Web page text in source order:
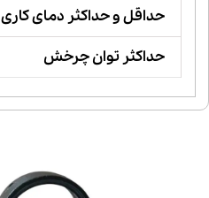
حداقل و حداکثر دمای کاری
حداکثر توان چرخش